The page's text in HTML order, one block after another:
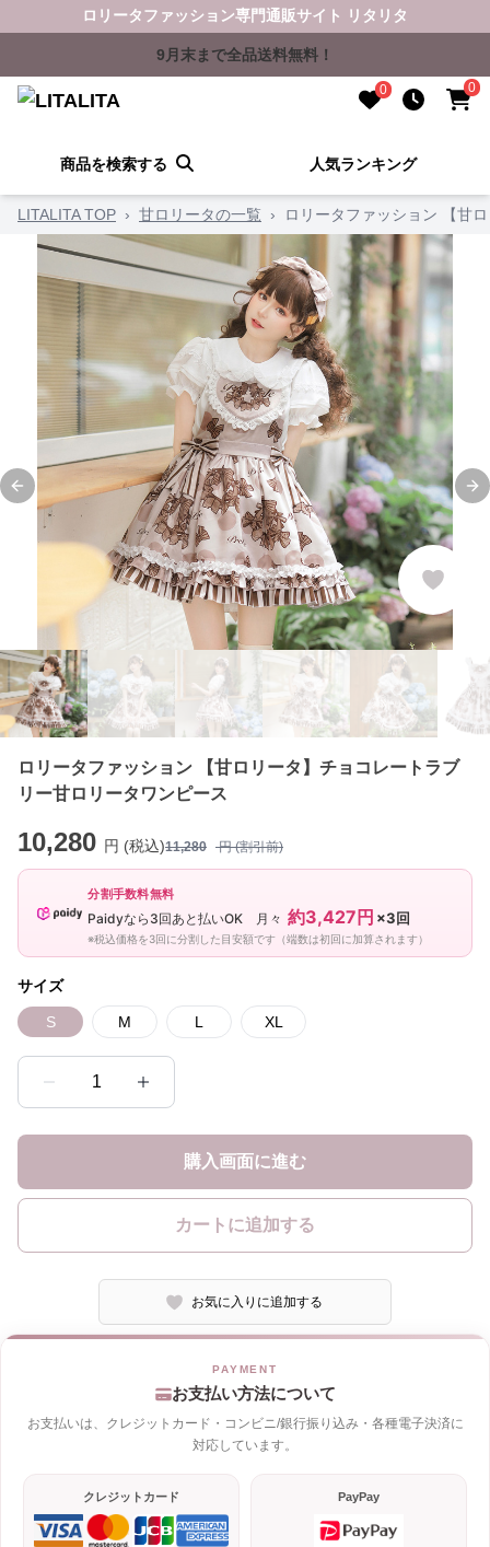
ロリータファッション専門通販サイト リタリタ
9月末まで全品送料無料！
0 0
商品を検索する 人気ランキング
LITALITA TOP › 甘ロリータの一覧 › ロリータファッション 【甘
Previous slide
ロリータファッション 【甘ロリータ】チョコレートラブ
リー甘ロリータワンピース
10,280 円 (税込)11,280 円 (割引前)
分割手数料無料
Paidyなら3回あと払いOK 月々 約3,427円 ×3回
※税込価格を3回に分割した目安額です（端数は初回に加算されます）
サイズ
S M L XL
1
購入画面に進む
カートに追加する
お気に入りに追加する
お支払い方法について
お支払いは、クレジットカード・コンビニ/銀行振り込み・各種電子決済に
対応しています。
クレジットカード PayPay